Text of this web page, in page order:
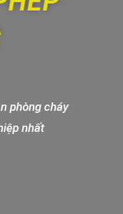
phòng cháy
nhất